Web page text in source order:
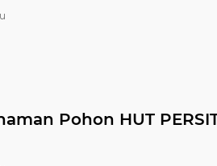
Pohon HUT